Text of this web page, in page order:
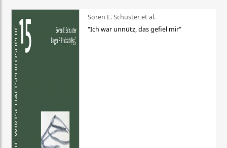
Sören E. Schuster et al.
"Ich war unnütz, das gefiel mir"